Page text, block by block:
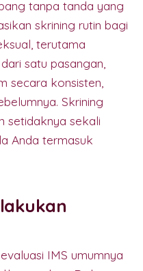
tanpa tanda yang
skrining rutin bagi
terutama
satu pasangan,
secara konsisten,
Skrining
setidaknya sekali
Anda termasuk
IMS umumnya